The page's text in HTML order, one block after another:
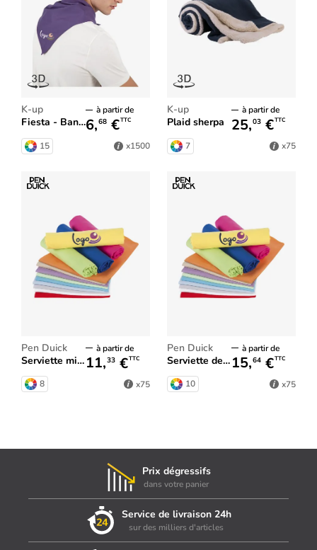
K-up
Fiesta - Bandana
à partir de
6,68 €TTC
15 x1500
K-up
Plaid sherpa
à partir de
25,03 €TTC
7 x75
Pen Duick
Serviette microfibre
à partir de
11,33 €TTC
8 x75
Pen Duick
Serviette de bain
à partir de
15,64 €TTC
10 x75
Prix dégressifs
dans votre panier
Service de livraison 24h
sur des milliers d'articles